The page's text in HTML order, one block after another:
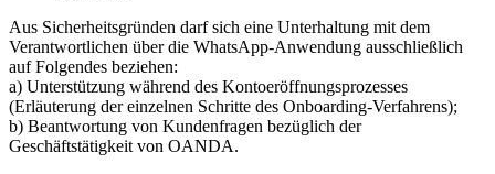
Aus Sicherheitsgründen darf sich eine Unterhaltung mit dem
Verantwortlichen über die WhatsApp-Anwendung ausschließlich
auf Folgendes beziehen:
a) Unterstützung während des Kontoeröffnungsprozesses
(Erläuterung der einzelnen Schritte des Onboarding-Verfahrens);
b) Beantwortung von Kundenfragen bezüglich der
Geschäftstätigkeit von OANDA.